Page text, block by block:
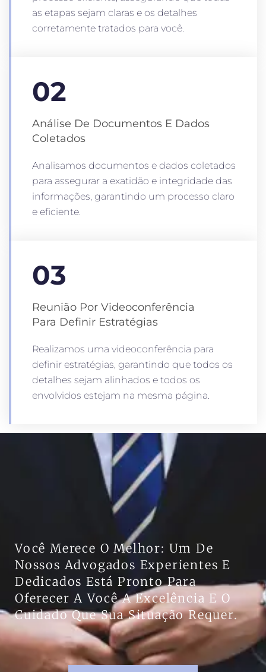
as etapas sejam claras e os detalhes
corretamente tratados para você.
02
Análise De Documentos E Dados
Coletados
Analisamos documentos e dados coletados
para assegurar a exatidão e integridade das
informações, garantindo um processo claro
e eficiente.
03
Reunião Por Videoconferência
Para Definir Estratégias
Realizamos uma videoconferência para
definir estratégias, garantindo que todos os
detalhes sejam alinhados e todos os
envolvidos estejam na mesma página.
Você Merece O Melhor: Um De
Nossos Advogados Experientes E
Dedicados Está Pronto Para
Oferecer A Você A Excelência E O
Cuidado Que Sua Situação Requer.